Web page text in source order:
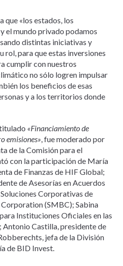
que «los estados, los
el mundo privado podamos
distintas iniciativas y
rol, para que estas inversiones
cumplir con nuestros
no sólo logren impulsar
los beneficios de esas
y a los territorios donde
«Financiamiento de
emisiones», fue moderado por
de la Comisión para el
con la participación de María
de Finanzas de HIF Global;
de Asesorías en Acuerdos
Corporativas de
(SMBC); Sabina
Instituciones Oficiales en las
Castilla, presidente de
jefa de la División
de BID Invest.